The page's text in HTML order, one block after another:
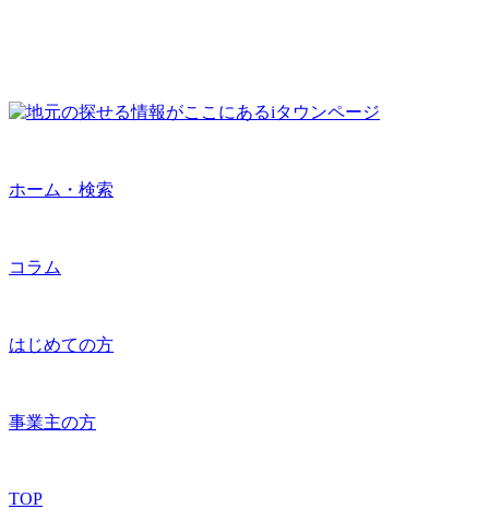
ホーム・検索
コラム
はじめての方
事業主の方
TOP